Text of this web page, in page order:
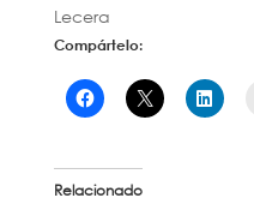
Lecera
Compártelo:
Relacionado